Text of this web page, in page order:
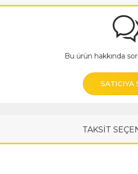
Bu ürün hakkında
SATICIYA
TAKSİT